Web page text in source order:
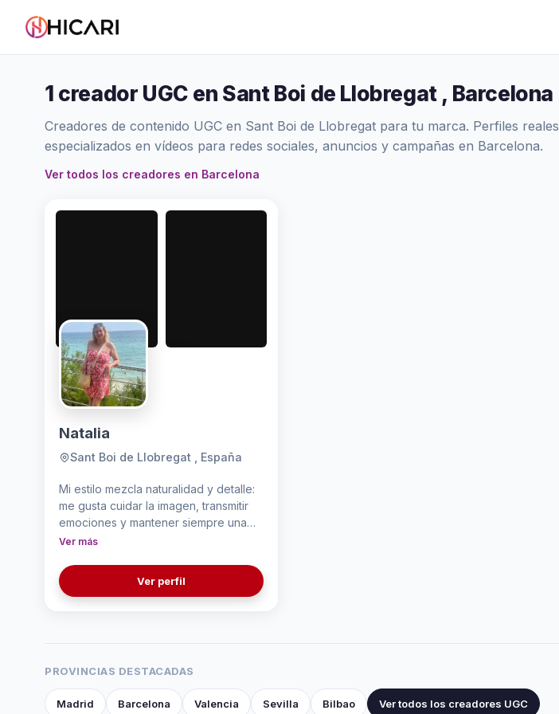
1 creador UGC en Sant Boi de Llobregat , Barcelona
Creadores de contenido UGC en Sant Boi de Llobregat para tu marca. Perfiles reales
especializados en vídeos para redes sociales, anuncios y campañas en Barcelona.
Ver todos los creadores en Barcelona
Natalia
Sant Boi de Llobregat , España
Mi estilo mezcla naturalidad y detalle:
me gusta cuidar la imagen, transmitir
emociones y mantener siempre una
comunicación genuina. Disfruto
tecnología, viajes y experiencias que
inspiren a las personas de manera
Ver más
Ver perfil
PROVINCIAS DESTACADAS
Madrid Barcelona Valencia Sevilla Bilbao Ver todos los creadores UGC